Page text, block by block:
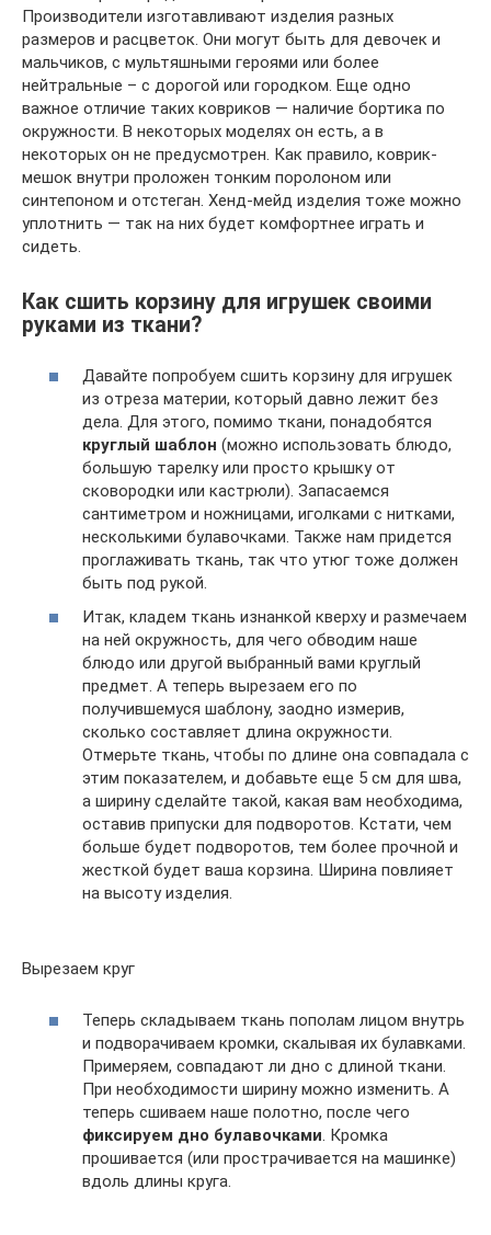
Производители изготавливают изделия разных
размеров и расцветок. Они могут быть для девочек и
мальчиков, с мультяшными героями или более
нейтральные – с дорогой или городком. Еще одно
важное отличие таких ковриков — наличие бортика по
окружности. В некоторых моделях он есть, а в
некоторых он не предусмотрен. Как правило, коврик-
мешок внутри проложен тонким поролоном или
синтепоном и отстеган. Хенд-мейд изделия тоже можно
уплотнить — так на них будет комфортнее играть и
сидеть.
Как сшить корзину для игрушек своими
руками из ткани?
Давайте попробуем сшить корзину для игрушек
из отреза материи, который давно лежит без
дела. Для этого, помимо ткани, понадобятся
круглый шаблон (можно использовать блюдо,
большую тарелку или просто крышку от
сковородки или кастрюли). Запасаемся
сантиметром и ножницами, иголками с нитками,
несколькими булавочками. Также нам придется
проглаживать ткань, так что утюг тоже должен
быть под рукой.
Итак, кладем ткань изнанкой кверху и размечаем
на ней окружность, для чего обводим наше
блюдо или другой выбранный вами круглый
предмет. А теперь вырезаем его по
получившемуся шаблону, заодно измерив,
сколько составляет длина окружности.
Отмерьте ткань, чтобы по длине она совпадала с
этим показателем, и добавьте еще 5 см для шва,
а ширину сделайте такой, какая вам необходима,
оставив припуски для подворотов. Кстати, чем
больше будет подворотов, тем более прочной и
жесткой будет ваша корзина. Ширина повлияет
на высоту изделия.
Вырезаем круг
Теперь складываем ткань пополам лицом внутрь
и подворачиваем кромки, скалывая их булавками.
Примеряем, совпадают ли дно с длиной ткани.
При необходимости ширину можно изменить. А
теперь сшиваем наше полотно, после чего
фиксируем дно булавочками . Кромка
прошивается (или прострачивается на машинке)
вдоль длины круга.